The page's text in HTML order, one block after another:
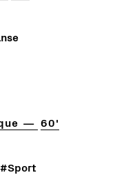
60'
#Sport